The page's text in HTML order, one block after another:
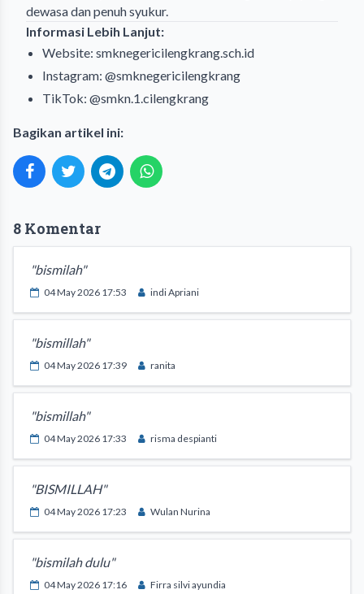
dewasa dan penuh syukur.
Informasi Lebih Lanjut:
Website: smknegericilengkrang.sch.id
Instagram: @smknegericilengkrang
TikTok: @smkn.1.cilengkrang
Bagikan artikel ini:
8 Komentar
"bismilah"
04 May 2026 17:53 indi Apriani
"bismillah"
04 May 2026 17:39 ranita
"bismillah"
04 May 2026 17:33 risma despianti
"BISMILLAH"
04 May 2026 17:23 Wulan Nurina
"bismilah dulu"
04 May 2026 17:16 Firra silvi ayundia